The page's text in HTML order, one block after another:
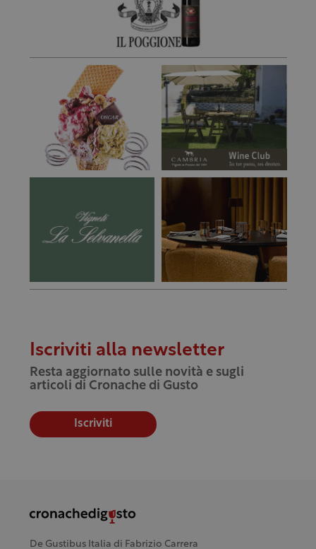
Iscriviti alla newsletter
Resta aggiornato sulle novità e sugli
articoli di Cronache di Gusto
Iscriviti
De Gustibus Italia di Fabrizio Carrera